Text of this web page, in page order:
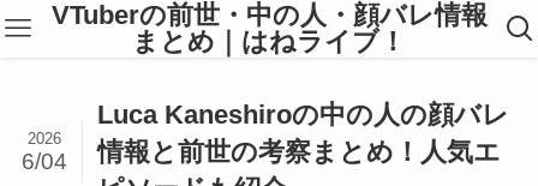
VTuberの前世・中の人・顔バレ情報
まとめ｜はねライブ！
Luca Kaneshiroの中の人の顔バレ
情報と前世の考察まとめ！人気エ
2026
6/04